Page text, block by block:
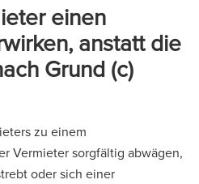
einen
anstatt die
Grund (c)
zu einem
Vermieter sorgfältig abwägen,
oder sich einer